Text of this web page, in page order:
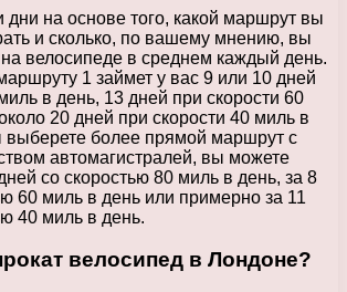
дни на основе того, какой маршрут вы
и сколько, по вашему мнению, вы
на велосипеде в среднем каждый день.
1 займет у вас 9 или 10 дней
в день, 13 дней при скорости 60
20 дней при скорости 40 миль в
выберете более прямой маршрут с
автомагистралей, вы можете
со скоростью 80 миль в день, за 8
60 миль в день или примерно за 11
40 миль в день.
велосипед в Лондоне?